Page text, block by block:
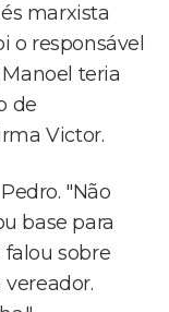
marxista
o responsável
teria
de
Victor.
"Não
base para
falou sobre